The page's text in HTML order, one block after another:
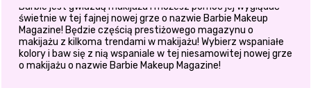
Barbie jest gwiazdą makijażu i możesz pomóc jej wyglądać
świetnie w tej fajnej nowej grze o nazwie Barbie Makeup
Magazine! Będzie częścią prestiżowego magazynu o
makijażu z kilkoma trendami w makijażu! Wybierz wspaniałe
kolory i baw się z nią wspaniale w tej niesamowitej nowej grze
o makijażu o nazwie Barbie Makeup Magazine!